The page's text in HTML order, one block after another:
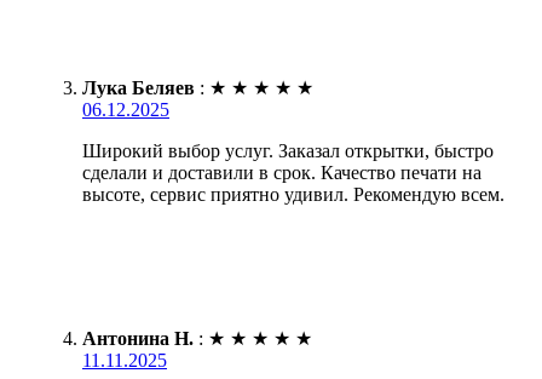
Лука Беляев : ★ ★ ★ ★ ★
06.12.2025
Широкий выбор услуг. Заказал открытки, быстро
сделали и доставили в срок. Качество печати на
высоте, сервис приятно удивил. Рекомендую всем.
Антонина Н. : ★ ★ ★ ★ ★
11.11.2025